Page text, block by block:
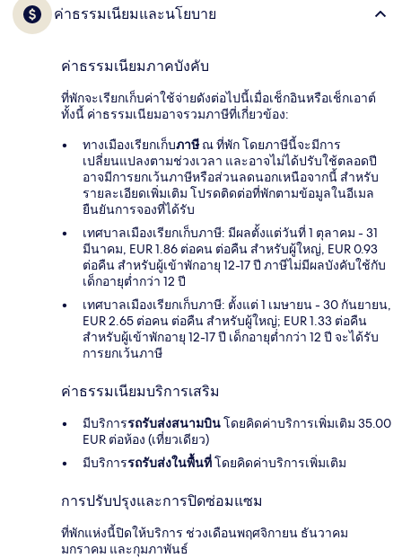
ค่าธรรมเนียมและนโยบาย
ค่าธรรมเนียมภาคบังคับ
ที่พักจะเรียกเก็บค่าใช้จ่ายดังต่อไปนี้เมื่อเช็กอินหรือเช็กเอาต์
ทั้งนี้ ค่าธรรมเนียมอาจรวมภาษีที่เกี่ยวข้อง:
ทางเมืองเรียกเก็บภาษีณ ที่พัก โดยภาษีนี้จะมีการ
เปลี่ยนแปลงตามช่วงเวลา และอาจไม่ได้ปรับใช้ตลอดปี
อาจมีการยกเว้นภาษีหรือส่วนลดนอกเหนือจากนี้ สำหรับ
รายละเอียดเพิ่มเติม โปรดติดต่อที่พักตามข้อมูลในอีเมล
ยืนยันการจองที่ได้รับ
เทศบาลเมืองเรียกเก็บภาษี: มีผลตั้งแต่วันที่ 1 ตุลาคม - 31
มีนาคม, EUR 1.86 ต่อคน ต่อคืน สำหรับผู้ใหญ่, EUR 0.93
ต่อคืน สำหรับผู้เข้าพักอายุ 12-17 ปี ภาษีไม่มีผลบังคับใช้กับ
เด็กอายุต่ำกว่า 12 ปี
เทศบาลเมืองเรียกเก็บภาษี: ตั้งแต่ 1 เมษายน - 30 กันยายน,
EUR 2.65 ต่อคน ต่อคืน สำหรับผู้ใหญ่; EUR 1.33 ต่อคืน
สำหรับผู้เข้าพักอายุ 12-17 ปี เด็กอายุต่ำกว่า 12 ปี จะได้รับ
การยกเว้นภาษี
ค่าธรรมเนียมบริการเสริม
มีบริการรถรับส่งสนามบินโดยคิดค่าบริการเพิ่มเติม 35.00
EUR ต่อห้อง (เที่ยวเดียว)
มีบริการรถรับส่งในพื้นที่โดยคิดค่าบริการเพิ่มเติม
การปรับปรุงและการปิดซ่อมแซม
ที่พักแห่งนี้ปิดให้บริการ ช่วงเดือนพฤศจิกายน ธันวาคม
มกราคม และกุมภาพันธ์